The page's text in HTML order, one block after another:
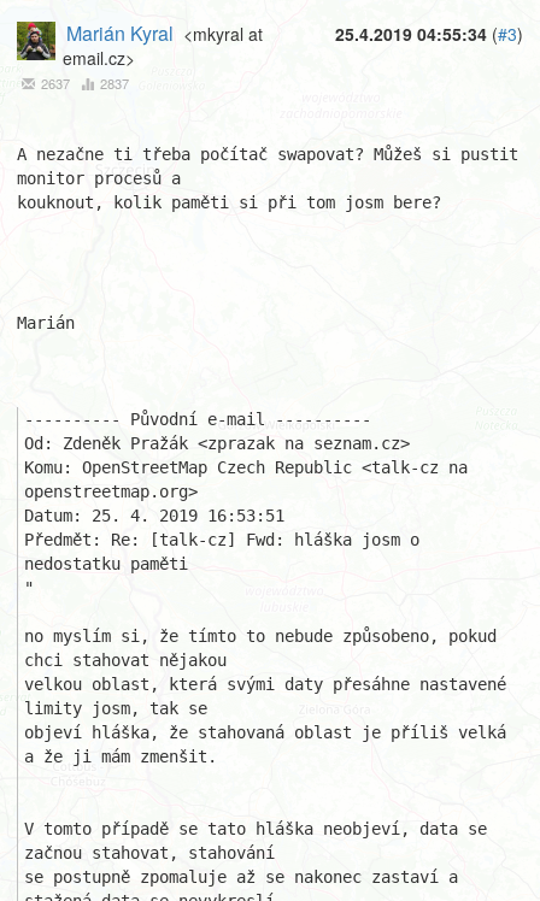
25.4.2019 04:55:34 (#3)
Marián Kyral <mkyral at
email.cz>
2637 2837
A nezačne ti třeba počítač swapovat? Můžeš si pustit
monitor procesů a
kouknout, kolik paměti si při tom josm bere?
Marián
---------- Původní e-mail ----------
Od: Zdeněk Pražák <zprazak na seznam.cz>
Komu: OpenStreetMap Czech Republic <talk-cz na
openstreetmap.org>
Datum: 25. 4. 2019 16:53:51
Předmět: Re: [talk-cz] Fwd: hláška josm o
nedostatku paměti
"
no myslím si, že tímto to nebude způsobeno, pokud
chci stahovat nějakou
velkou oblast, která svými daty přesáhne nastavené
limity josm, tak se
objeví hláška, že stahovaná oblast je příliš velká
a že ji mám zmenšit.
V tomto případě se tato hláška neobjeví, data se
začnou stahovat, stahování
se postupně zpomaluje až se nakonec zastaví a